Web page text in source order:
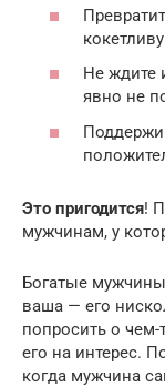
Не ждите
явно не
Это пригодится!
мужчинам, у
Богатые
ваша — его
попросить о чем-
его на интерес.
когда мужчина